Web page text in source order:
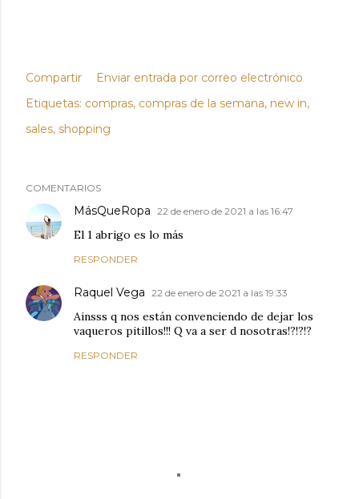
Compartir
Enviar entrada por correo electrónico
Etiquetas: compras compras de la semana new in
sales shopping
COMENTARIOS
MásQueRopa 22 de enero de 2021 a las 16:47
El 1 abrigo es lo más
RESPONDER
Raquel Vega 22 de enero de 2021 a las 19:33
Ainsss q nos están convenciendo de dejar los
vaqueros pitillos!!! Q va a ser d nosotras!?!?!?
RESPONDER